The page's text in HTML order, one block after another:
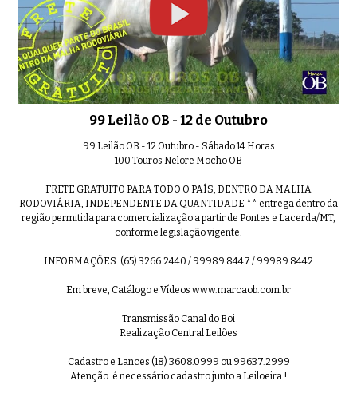
01:00 99º Leilão OB - Lote 5 - Nelore
01:00 99º Leilão OB - Lote 6 - Nelore
99º Leilão OB - Lote 7 - Nelore
0:34 99º Leilão OB - Lote 8 - Nelore
99 Leilão OB - 12 de Outubro
99 Leilão OB - 12 Outubro - Sábado 14 Horas
100 Touros Nelore Mocho OB
FRETE GRATUITO PARA TODO O PAÍS, DENTRO DA MALHA
RODOVIÁRIA, INDEPENDENTE DA QUANTIDADE ** entrega dentro da
região permitida para comercialização a partir de Pontes e Lacerda/MT,
conforme legislação vigente.
INFORMAÇÕES: (65) 3266.2440 / 99989.8447 / 99989.8442
Em breve, Catálogo e Vídeos www.marcaob.com.br
Transmissão Canal do Boi
Realização Central Leilões
Cadastro e Lances (18) 3608.0999 ou 99637.2999
Atenção: é necessário cadastro junto a Leiloeira !